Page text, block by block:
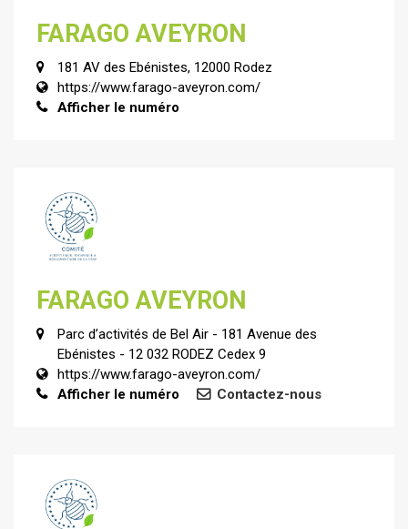
FARAGO AVEYRON
181 AV des Ebénistes, 12000 Rodez
https://www.farago-aveyron.com/
Afficher le numéro
FARAGO AVEYRON
Parc d’activités de Bel Air - 181 Avenue des
Ebénistes - 12 032 RODEZ Cedex 9
https://www.farago-aveyron.com/
Afficher le numéro
Contactez-nous